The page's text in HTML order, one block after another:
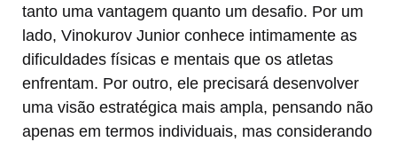
tanto uma vantagem quanto um desafio. Por um
lado, Vinokurov Junior conhece intimamente as
dificuldades físicas e mentais que os atletas
enfrentam. Por outro, ele precisará desenvolver
uma visão estratégica mais ampla, pensando não
apenas em termos individuais, mas considerando